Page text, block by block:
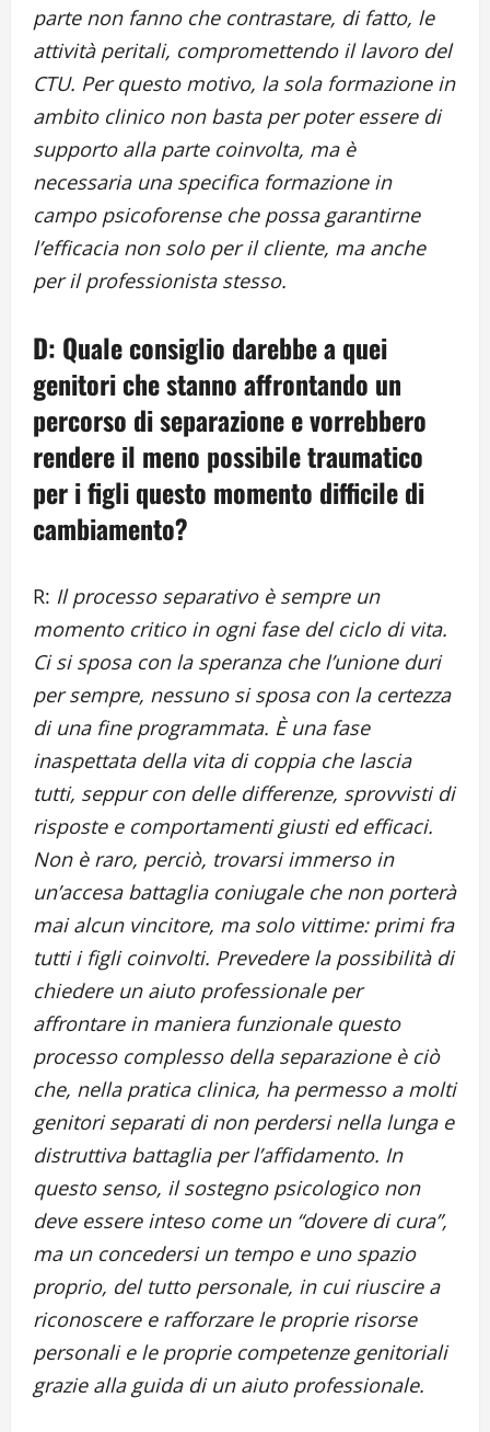
parte non fanno che contrastare, di fatto, le
attività peritali, compromettendo il lavoro del
CTU. Per questo motivo, la sola formazione in
ambito clinico non basta per poter essere di
supporto alla parte coinvolta, ma è
necessaria una specifica formazione in
campo psicoforense che possa garantirne
l’efficacia non solo per il cliente, ma anche
per il professionista stesso.
D: Quale consiglio darebbe a quei
genitori che stanno affrontando un
percorso di separazione e vorrebbero
rendere il meno possibile traumatico
per i figli questo momento difficile di
cambiamento?
R: Il processo separativo è sempre un
momento critico in ogni fase del ciclo di vita.
Ci si sposa con la speranza che l’unione duri
per sempre, nessuno si sposa con la certezza
di una fine programmata. È una fase
inaspettata della vita di coppia che lascia
tutti, seppur con delle differenze, sprovvisti di
risposte e comportamenti giusti ed efficaci.
Non è raro, perciò, trovarsi immerso in
un’accesa battaglia coniugale che non porterà
mai alcun vincitore, ma solo vittime: primi fra
tutti i figli coinvolti. Prevedere la possibilità di
chiedere un aiuto professionale per
affrontare in maniera funzionale questo
processo complesso della separazione è ciò
che, nella pratica clinica, ha permesso a molti
genitori separati di non perdersi nella lunga e
distruttiva battaglia per l’affidamento. In
questo senso, il sostegno psicologico non
deve essere inteso come un “dovere di cura”,
ma un concedersi un tempo e uno spazio
proprio, del tutto personale, in cui riuscire a
riconoscere e rafforzare le proprie risorse
personali e le proprie competenze genitoriali
grazie alla guida di un aiuto professionale.